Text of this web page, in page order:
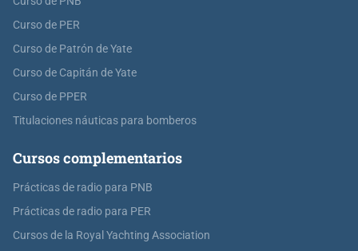
Curso de PER
Curso de Patrón de Yate
Curso de Capitán de Yate
Curso de PPER
Titulaciones náuticas para bomberos
Cursos complementarios
Prácticas de radio para PNB
Prácticas de radio para PER
Cursos de la Royal Yachting Association